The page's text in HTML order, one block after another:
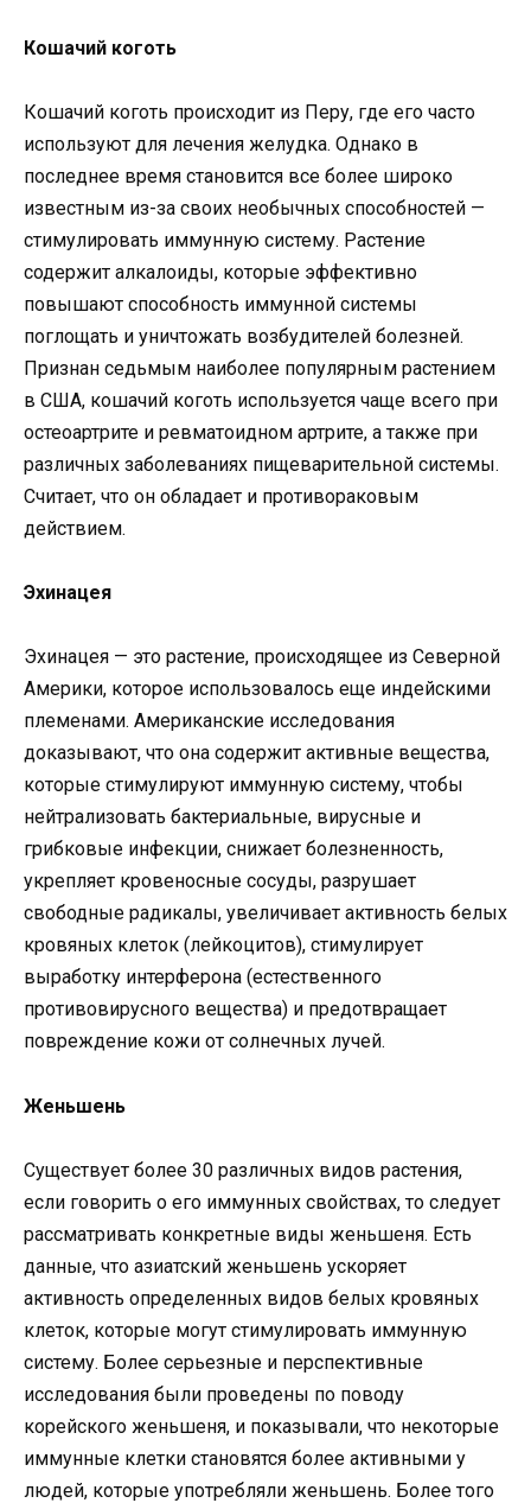
Кошачий коготь
Кошачий коготь происходит из Перу, где его часто
используют для лечения желудка. Однако в
последнее время становится все более широко
известным из-за своих необычных способностей —
стимулировать иммунную систему. Растение
содержит алкалоиды, которые эффективно
повышают способность иммунной системы
поглощать и уничтожать возбудителей болезней.
Признан седьмым наиболее популярным растением
в США, кошачий коготь используется чаще всего при
остеоартрите и ревматоидном артрите, а также при
различных заболеваниях пищеварительной системы.
Считает, что он обладает и противораковым
действием.
Эхинацея
Эхинацея — это растение, происходящее из Северной
Америки, которое использовалось еще индейскими
племенами. Американские исследования
доказывают, что она содержит активные вещества,
которые стимулируют иммунную систему, чтобы
нейтрализовать бактериальные, вирусные и
грибковые инфекции, снижает болезненность,
укрепляет кровеносные сосуды, разрушает
свободные радикалы, увеличивает активность белых
кровяных клеток (лейкоцитов), стимулирует
выработку интерферона (естественного
противовирусного вещества) и предотвращает
повреждение кожи от солнечных лучей.
Женьшень
Существует более 30 различных видов растения,
если говорить о его иммунных свойствах, то следует
рассматривать конкретные виды женьшеня. Есть
данные, что азиатский женьшень ускоряет
активность определенных видов белых кровяных
клеток, которые могут стимулировать иммунную
систему. Более серьезные и перспективные
исследования были проведены по поводу
корейского женьшеня, и показывали, что некоторые
иммунные клетки становятся более активными у
людей, которые употребляли женьшень. Более того